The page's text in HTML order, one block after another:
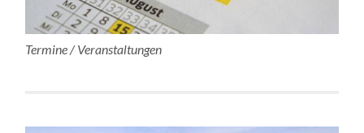
Termine / Veranstaltungen